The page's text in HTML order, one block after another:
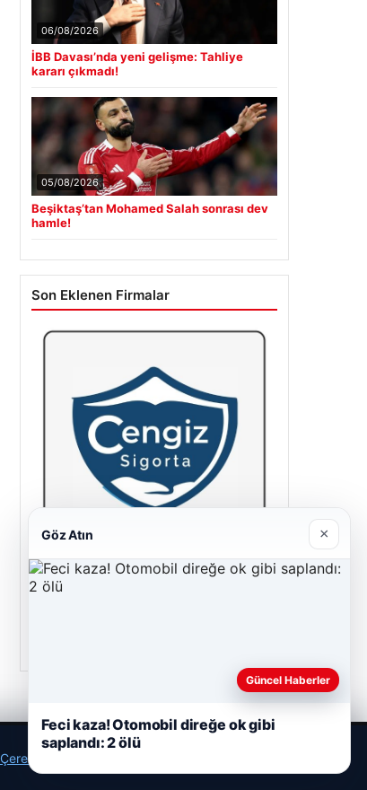
06/08/2026
İBB Davası’nda yeni gelişme: Tahliye
kararı çıkmadı!
05/08/2026
Beşiktaş’tan Mohamed Salah sonrası dev
hamle!
Son Eklenen Firmalar
Cengiz Sigorta
Çerez Politikamız
Göz Atın ×
Güncel Haberler
Feci kaza! Otomobil direğe ok gibi
saplandı: 2 ölü